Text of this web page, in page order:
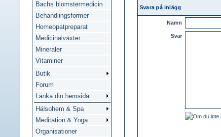
Bachs blomstermedicin
Behandlingsformer
Homeopatpreparat
Medicinalväxter
Mineraler
Vitaminer
Butik
Forum
Länka din hemsida
Hälsohem & Spa
Meditation & Yoga
Organisationer
Svara på inlägg
Namn
Svar